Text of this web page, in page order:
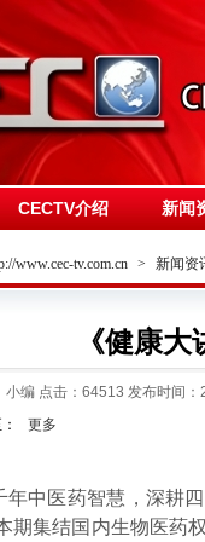
CECTV介绍 新闻
www.cec-tv.com.cn > 新闻资
《健康
小编 点击： 64513 发布时间
更多
年中医药智慧，深耕
期集结国内生物医药